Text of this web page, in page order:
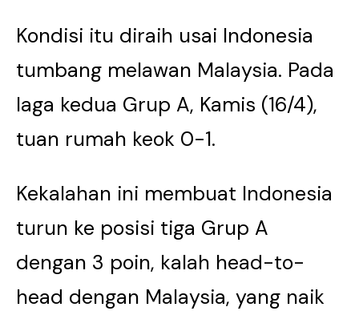
Kondisi itu diraih usai Indonesia
tumbang melawan Malaysia. Pada
laga kedua Grup A, Kamis (16/4),
tuan rumah keok 0-1.
Kekalahan ini membuat Indonesia
turun ke posisi tiga Grup A
dengan 3 poin, kalah head-to-
head dengan Malaysia, yang naik